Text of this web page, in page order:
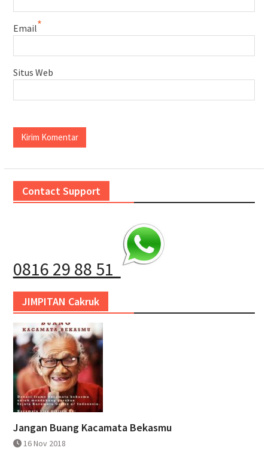
Email*
Situs Web
Contact Support
0816 29 88 51
JIMPITAN Cakruk
Jangan Buang Kacamata Bekasmu
16 Nov 2018